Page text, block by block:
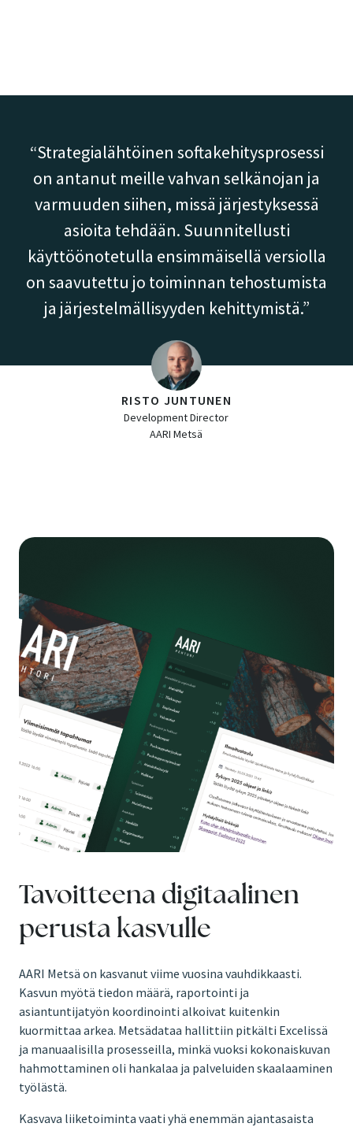
Strategialähtöinen softakehitysprosessi
on antanut meille vahvan selkänojan ja
varmuuden siihen, missä järjestyksessä
asioita tehdään. Suunnitellusti
käyttöönotetulla ensimmäisellä versiolla
on saavutettu jo toiminnan tehostumista
ja järjestelmällisyyden kehittymistä.
RISTO JUNTUNEN
Development Director
AARI Metsä
Tavoitteena digitaalinen
perusta kasvulle
AARI Metsä on kasvanut viime vuosina vauhdikkaasti.
Kasvun myötä tiedon määrä, raportointi ja
asiantuntijatyön koordinointi alkoivat kuitenkin
kuormittaa arkea. Metsädataa hallittiin pitkälti Excelissä
ja manuaalisilla prosesseilla, minkä vuoksi kokonaiskuvan
hahmottaminen oli hankalaa ja palveluiden skaalaaminen
työlästä.
Kasvava liiketoiminta vaati yhä enemmän ajantasaista